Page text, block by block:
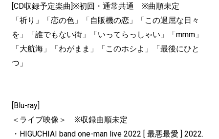
[CD収録予定楽曲]※初回・通常共通 ※曲順未定
「祈り」「恋の色」「自販機の恋」「この退屈な日々
を」「誰でもない街」「いってらっしゃい」「mmm」
「大航海」「わがまま」「このホシよ」「最後にひと
つ」
[Blu-ray]
＜ライブ映像＞ ※収録曲順未定
・HIGUCHIAI band one-man live 2022 [ 最悪最愛 ] 2022.